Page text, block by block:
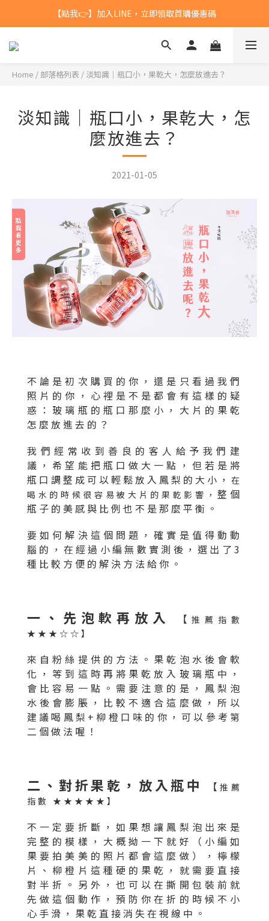
台灣$1200 免運 / 港澳 $5000 免運
【點我👉】加入LINE，立即領取首購優惠碼
【點我👉】加入淡果香小公寓🍎 享每月獨家優惠
Home / 部落格列表 / 淡知識｜瓶口小，果乾大，怎麼放進去？
淡知識｜瓶口小，果乾大，怎
麼放進去？
2021-01-05
不論是初次購買的你，還是只看過我們
照片的你，心裡是不是都會有這樣的疑
惑：玻璃瓶的瓶口那麼小，大片的果乾
怎麼放進去的？
我們經常收到善良的客人給予我們建
議，希望能把瓶口做大一點，但若是將
瓶口調整成可以輕鬆放入鳳梨的大小， 在
喝水的時候很容易被大片的果乾影響，整個
瓶子的美感與比例也不是那麼平衡。
要如何解決這個問題，確實是值得動動
腦的，在經過小編無數實測後，選出了3
種比較方便的解決方法給你。
一、先泡軟再放入 【推薦指數
★★★☆☆】
來自粉絲提供的方法。果乾泡水後會軟
化，等到這時再將果乾放入玻璃瓶中，
會比容易一點。需要注意的是，鳳梨泡
水後會膨脹，比較不適合這麼做，所以
建議喝鳳梨+柳橙口味的你，可以參考第
二個做法喔！
二、對折果乾，放入瓶中 【推薦
指數 ★★★★★】
不一定要折斷，如果想讓鳳梨泡出來是
完整的模樣，大概拗一下就好（小編如
果要拍美美的照片都會這麼做），檸檬
片、柳橙片這種硬的果乾，就需要直接
對半折。另外，也可以在撕開包裝前就
先做這個動作，預防你在折的時候不小
心手滑，果乾直接消失在視線中。